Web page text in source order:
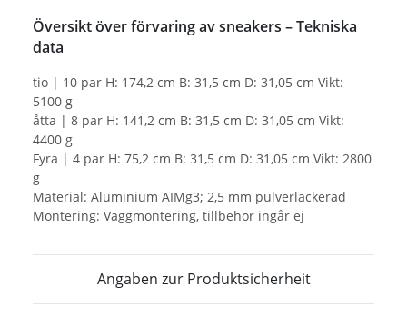
Översikt över förvaring av sneakers – Tekniska
data
tio | 10 par H: 174,2 cm B: 31,5 cm D: 31,05 cm Vikt:
5100 g
åtta | 8 par H: 141,2 cm B: 31,5 cm D: 31,05 cm Vikt:
4400 g
Fyra | 4 par H: 75,2 cm B: 31,5 cm D: 31,05 cm Vikt: 2800
g
Material: Aluminium AIMg3; 2,5 mm pulverlackerad
Montering: Väggmontering, tillbehör ingår ej
Angaben zur Produktsicherheit